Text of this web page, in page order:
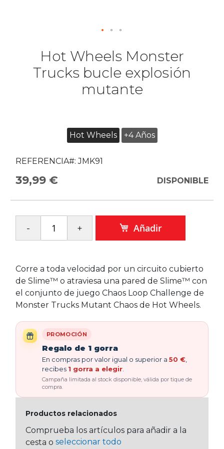
Hot Wheels Monster
Trucks bucle explosión
mutante
Hot Wheels +4 Años
REFERENCIA#: JMK91
39,99 € DISPONIBLE
Añadir
Corre a toda velocidad por un circuito cubierto
de Slime™ o atraviesa una pared de Slime™ con
el conjunto de juego Chaos Loop Challenge de
Monster Trucks Mutant Chaos de Hot Wheels.
PROMOCIÓN
Regalo de 1 gorra
En compras por valor igual o superior a 50 €
recibes 1 gorra a elegir
Campaña limitada al stock disponible, válida por tique de
compra.
Productos relacionados
Comprueba los artículos para añadir a la
cesta o seleccionar todo